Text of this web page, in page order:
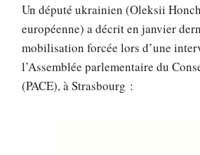
Un député ukrainien (Oleksii
européenne) a décrit en janvier
mobilisation forcée lors d’une
l’Assemblée parlementaire du
(PACE), à Strasbourg :